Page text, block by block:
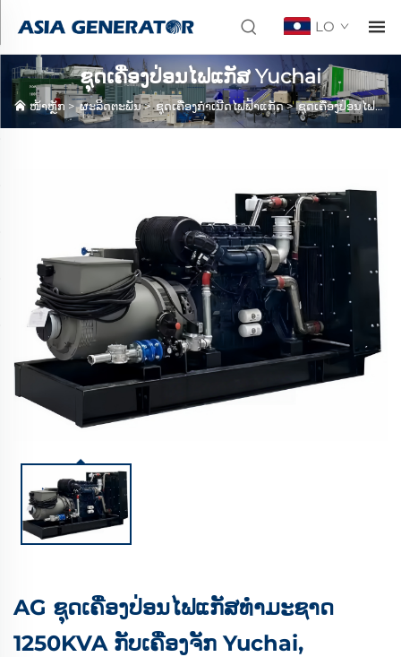
LO
ຊຸດເຄື່ອງປ່ອນໄຟແກັສ Yuchai
ໜ້າຫຼັກ >ຜະລິດຕະພັນ>ຊຸດເຄື່ອງກໍາເນີດໄຟຟ້າແກັດ>ຊຸດເຄື່ອງປ່ອນໄຟແກັສ Yuchai
AG ຊຸດເຄື່ອງປ່ອນໄຟແກັສທຳມະຊາດ
1250KVA ກັບເຄື່ອງຈັກ Yuchai,